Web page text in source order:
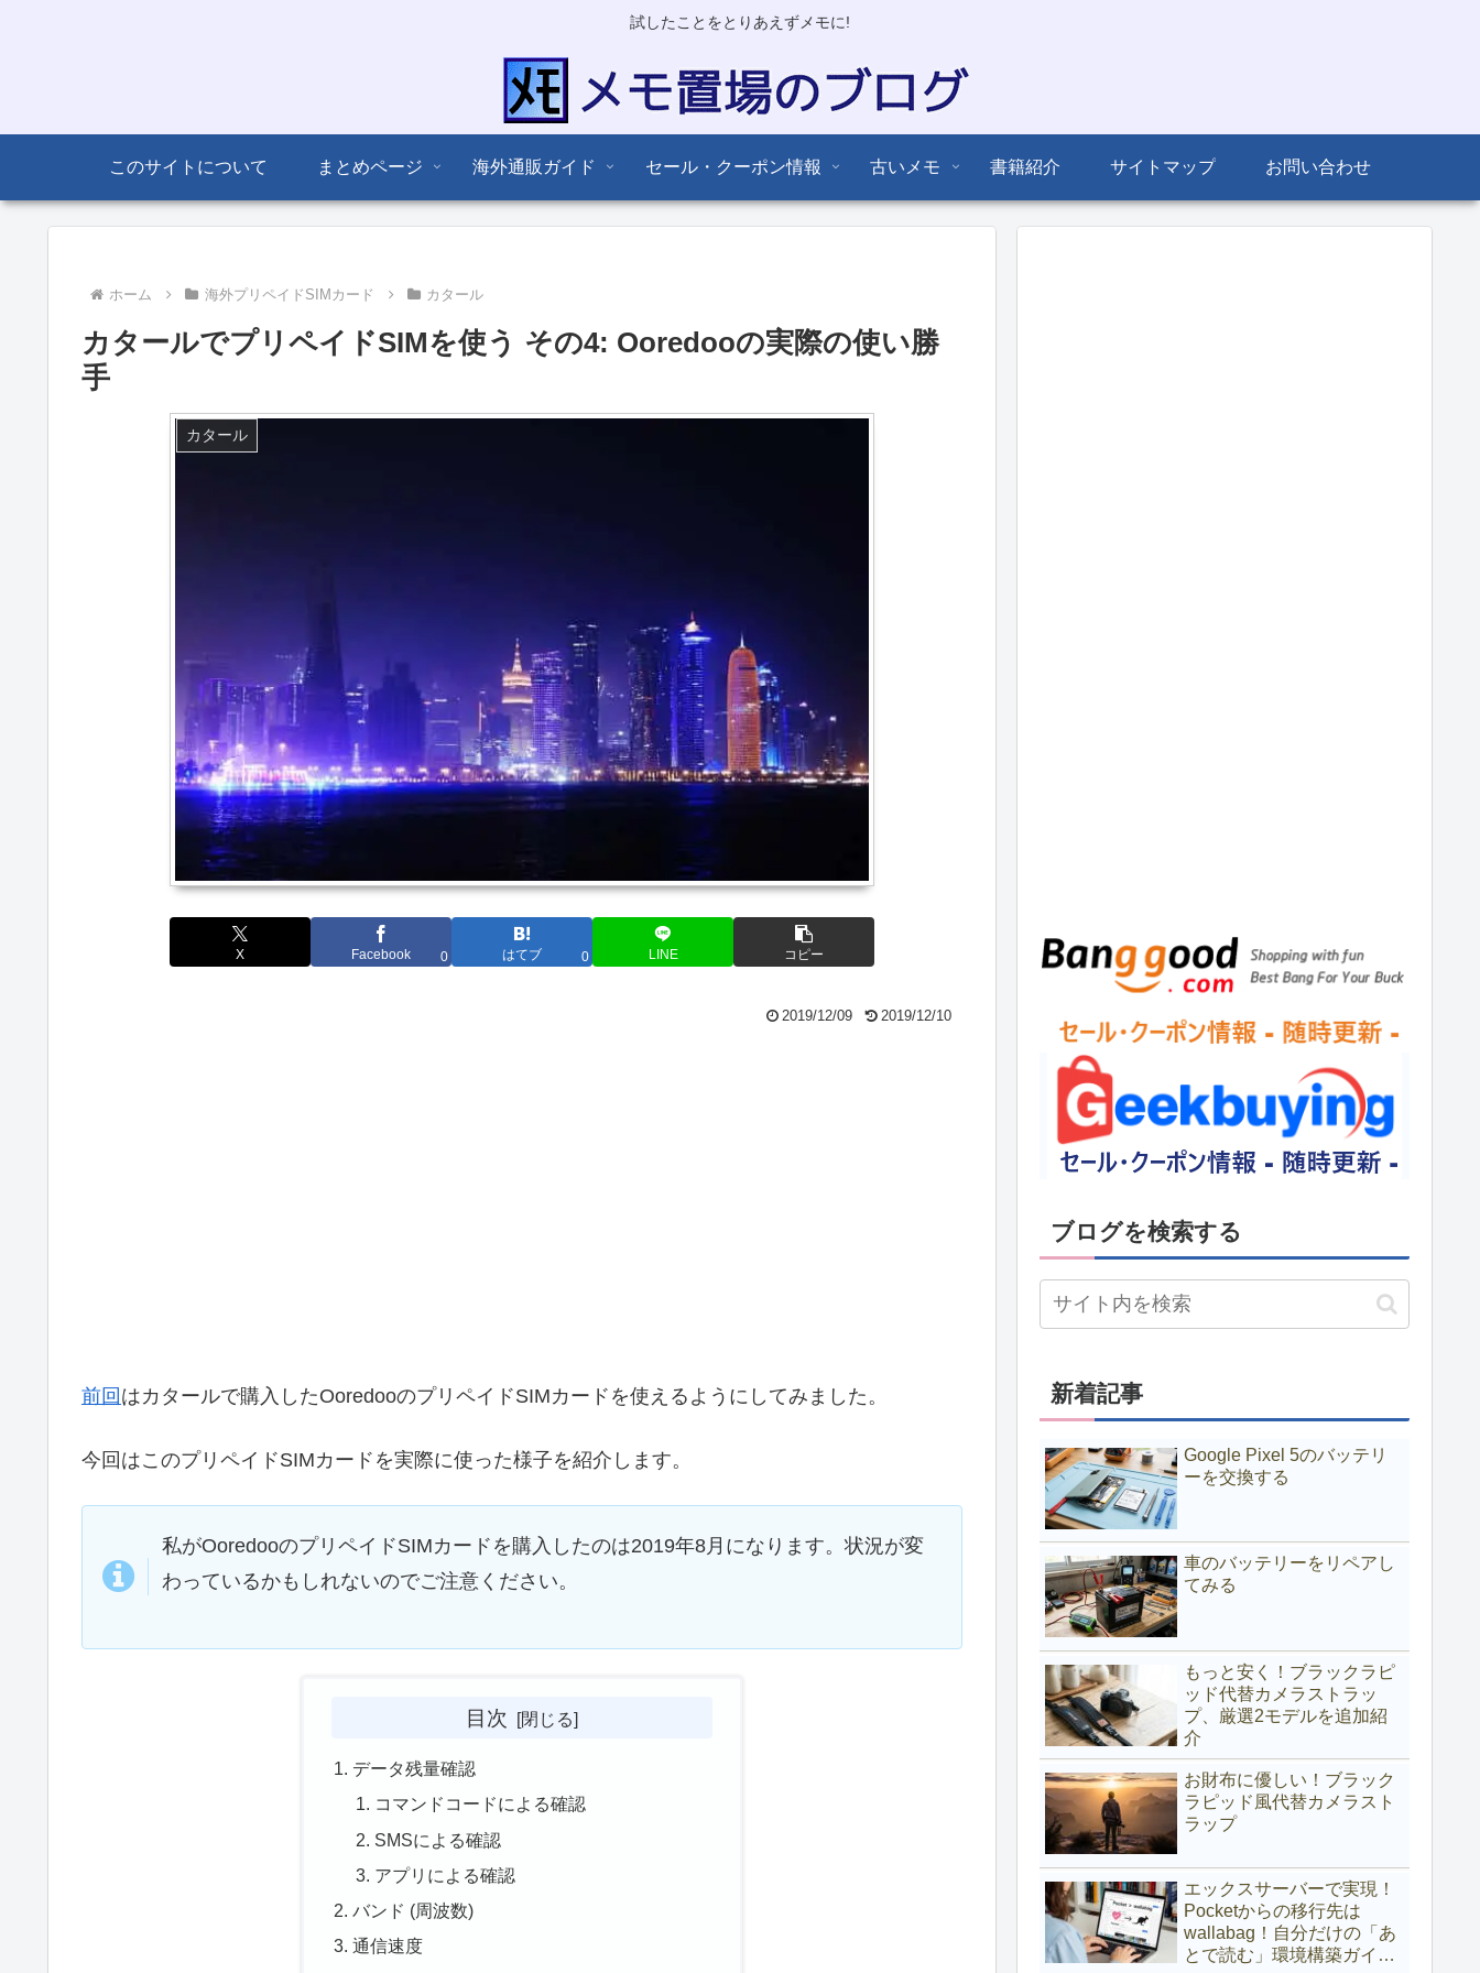
試したことをとりあえずメモに!
このサイトについて まとめページ 海外通販ガイド セール・クーポン情報 古いメモ 書籍紹介 サイトマップ お問い合わせ
ホーム 海外プリペイドSIMカード カタール
カタールでプリペイドSIMを使う その4: Ooredooの実際の使い勝
手
カタール
X Facebook 0 はてブ 0 LINE コピー
2019/12/09 2019/12/10
前回 はカタールで購入したOoredooのプリペイドSIMカードを使えるようにしてみました。
今回はこのプリペイドSIMカードを実際に使った様子を紹介します。
私がOoredooのプリペイドSIMカードを購入したのは2019年8月になります。状況が変
わっているかもしれないのでご注意ください。
目次
データ残量確認
コマンドコードによる確認
SMSによる確認
アプリによる確認
バンド (周波数)
通信速度
ブログを検索する
新着記事
Google Pixel 5のバッテリ
ーを交換する
車のバッテリーをリペアし
てみる
もっと安く！ブラックラピ
ッド代替カメラストラッ
プ、厳選2モデルを追加紹
介
お財布に優しい！ブラック
ラピッド風代替カメラスト
ラップ
エックスサーバーで実現！
Pocketからの移行先は
wallabag！自分だけの「あ
とで読む」環境構築ガイド